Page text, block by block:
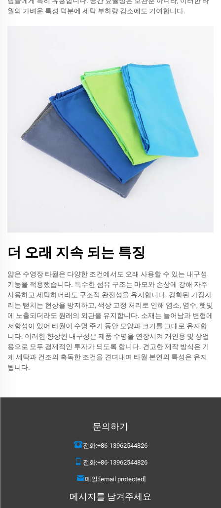
월의 가벼운 특성 덕분에 세탁 부하량 감소에도 기여합니다.
더 오래 지속 되는 특징
얇은 수영장 타월은 다양한 조건에서도 오래 사용할 수 있는 내구성
기능을 적용했습니다. 특수한 섬유 구조는 마모와 손상에 강해 자주
사용하고 세탁하더라도 구조적 완전성을 유지합니다. 강화된 가장자
리는 뻗치는 현상을 방지하고, 색상 고정 처리로 인해 염소, 염수, 햇빛
에 노출되더라도 원래의 외관을 유지합니다. 소재는 늘어남과 변형에
저항성이 있어 타월이 수명 주기 동안 모양과 크기를 그대로 유지합
니다. 이러한 향상된 내구성은 제품 수명을 연장시켜 개인용 및 상업
용으로 모두 경제적인 투자가 되도록 합니다. 견고한 제작 방식은 기
계 세탁과 건조의 혹독한 조건을 견뎌내며 타월 본연의 특성은 유지
됩니다.
문의하기
전화:+86-13962544826
전화:+86-13962544826
메일:[email protected]
메시지를 남겨주세요